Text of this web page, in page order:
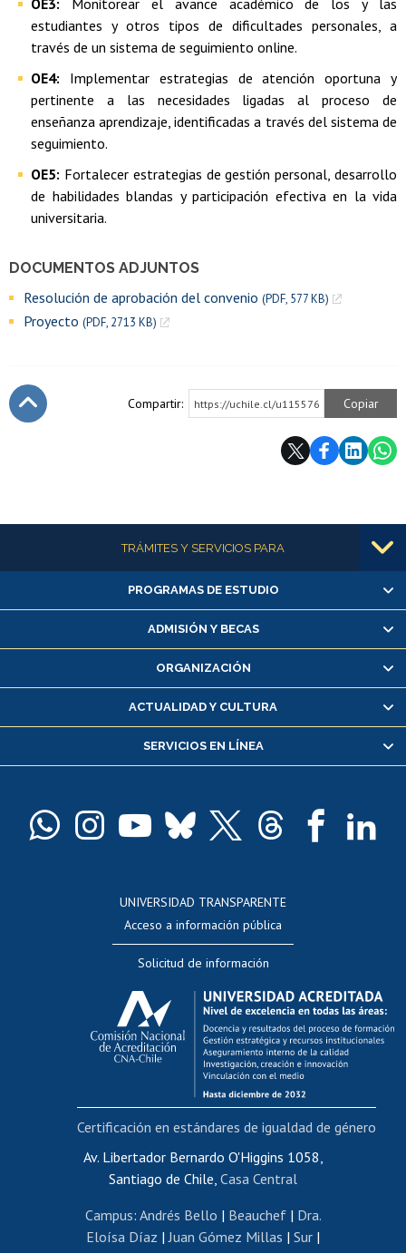
DOCUMENTOS ADJUNTOS
Resolución de aprobación del convenio (PDF, 577 KB)
Proyecto (PDF, 2713 KB)
OE3: Monitorear el avance académico de los y las
estudiantes y otros tipos de dificultades personales, a
través de un sistema de seguimiento online.
OE4: Implementar estrategias de atención oportuna y
pertinente a las necesidades ligadas al proceso de
enseñanza aprendizaje, identificadas a través del sistema de
seguimiento.
OE5: Fortalecer estrategias de gestión personal, desarrollo
de habilidades blandas y participación efectiva en la vida
universitaria.
Compartir: https://uchile.cl/u115576 Copiar
Más informaciónTRÁMITES Y SERVICIOS PARA
Alumnas/os y exalumnas/os
Matrícula en línea
Inscripción y cambio de asignaturas
Consulta y certificado de notas
Servicio médico y dental
Pago de arancel y crédito alumnos
Docentes
Evaluación docente
Calificación académica
Postulación al AUCAI
Funcionarias/os
Cursos internos de capacitación
Bienestar del personal
Portal de movilidad interna
Certificado de renta
Certificado de renta honorarios
Editar páginas blancas
PROGRAMAS DE ESTUDIO
ADMISIÓN Y BECAS
ORGANIZACIÓN
ACTUALIDAD Y CULTURA
SERVICIOS EN LÍNEA
UNIVERSIDAD TRANSPARENTE
Acceso a información pública
Solicitud de información
Av. Libertador Bernardo O'Higgins 1058,
Santiago de Chile, Casa Central
Campus: Andrés Bello | Beauchef| Dra.
Eloísa Díaz |Juan Gómez Millas | Sur |
Certificación en estándares de igualdad de género